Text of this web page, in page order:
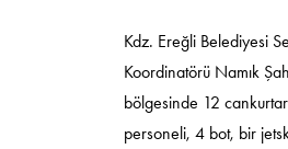
Kdz. Ereğli Belediyesi
Koordinatörü Namık
bölgesinde 12
personeli, 4 bot, bir